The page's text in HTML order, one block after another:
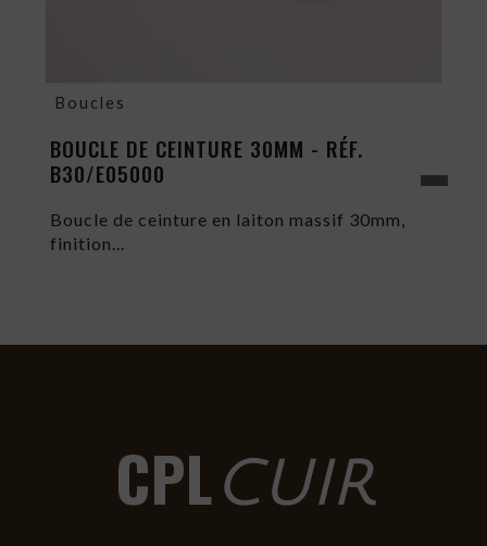
Boucles
BOUCLE DE CEINTURE 30MM - RÉF.
B30/E05000
Boucle de ceinture en laiton massif 30mm,
finition...
CPLCUIR